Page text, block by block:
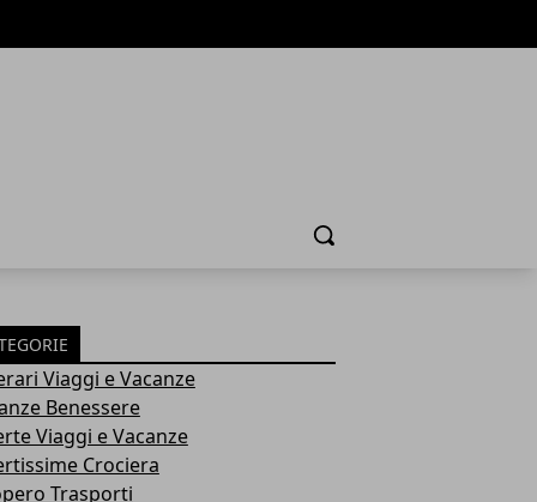
Cerca
Viaggi e Vacanze
Benessere
Viaggi e Vacanze
Crociera
Trasporti